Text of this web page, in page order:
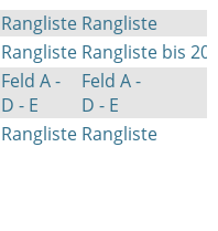
Rangliste Rangliste
Rangliste Rangliste bis
Feld A -
D - E
Feld A -
D - E
Rangliste Rangliste